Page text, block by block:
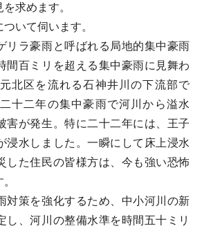
求めます。
いて伺います。
ラ豪雨と呼ばれる局地的集中豪雨
間百ミリを超える集中豪雨に見舞わ
北区を流れる石神井川の下流部で
十二年の集中豪雨で河川から溢水
害が発生。特に二十二年には、王子
浸水しました。一瞬にして床上浸水
した住民の皆様方は、今も強い恐怖
策を強化するため、中小河川の新
し、河川の整備水準を時間五十ミリ